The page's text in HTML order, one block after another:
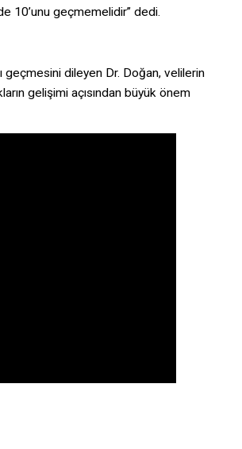
10’unu geçmemelidir” dedi.
geçmesini dileyen Dr. Doğan, velilerin
gelişimi açısından büyük önem